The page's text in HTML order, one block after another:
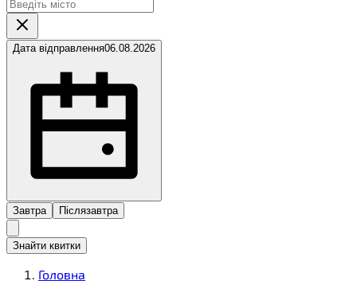
Дата відправлення06.08.2026
Завтра Післязавтра
Знайти квитки
Головна